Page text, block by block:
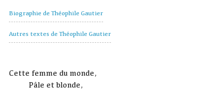
Biographie de Théophile Gautier
Autres textes de Théophile Gautier
Cette femme du monde,
Pâle et blonde,